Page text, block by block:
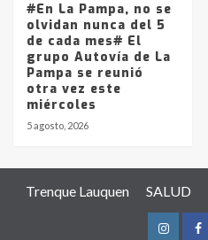
#En La Pampa, no se
olvidan nunca del 5
de cada mes# El
grupo Autovía de La
Pampa se reunió
otra vez este
miércoles
5 agosto, 2026
Trenque Lauquen SALUD